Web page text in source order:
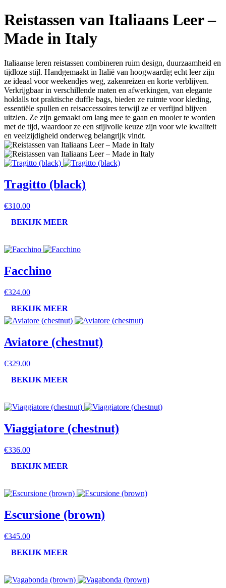
Reistassen van Italiaans Leer –
Made in Italy
Italiaanse leren reistassen combineren ruim design, duurzaamheid en
tijdloze stijl. Handgemaakt in Italië van hoogwaardig echt leer zijn
ze ideaal voor weekendjes weg, zakenreizen en korte verblijven.
Verkrijgbaar in verschillende maten en afwerkingen, van elegante
holdalls tot praktische duffle bags, bieden ze ruimte voor kleding,
essentiële spullen en reisaccessoires terwijl ze er verfijnd blijven
uitzien. Ze zijn gemaakt om lang mee te gaan en mooier te worden
met de tijd, waardoor ze een stijlvolle keuze zijn voor wie kwaliteit
en veelzijdigheid onderweg belangrijk vindt.
Tragitto (black)
€310.00
BEKIJK MEER
Facchino
€324.00
BEKIJK MEER
Aviatore (chestnut)
€329.00
BEKIJK MEER
Viaggiatore (chestnut)
€336.00
BEKIJK MEER
Escursione (brown)
€345.00
BEKIJK MEER